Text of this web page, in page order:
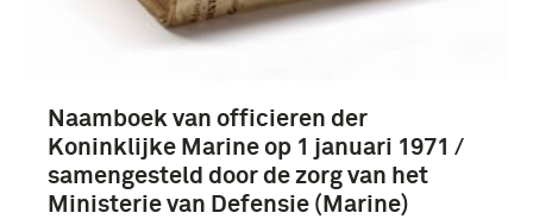
Naamboek van officieren der
Koninklijke Marine op 1 januari 1971 /
samengesteld door de zorg van het
Ministerie van Defensie (Marine)